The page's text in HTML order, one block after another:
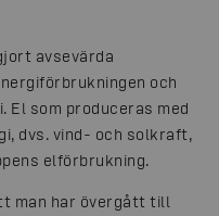
avsevärda
och
El som produceras med
dvs. vind- och solkraft,
elförbrukning.
man har övergått till